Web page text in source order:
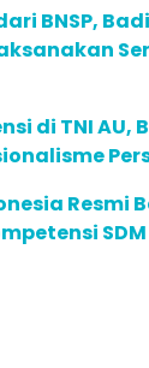
BNSP,
di TNI AU,
Resmi